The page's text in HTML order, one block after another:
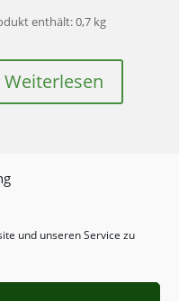
und unseren Service zu
enthält: 0,7 kg
Weiterlesen